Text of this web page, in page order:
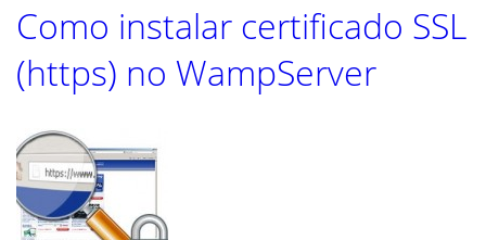
Como instalar certificado SSL
(https) no WampServer